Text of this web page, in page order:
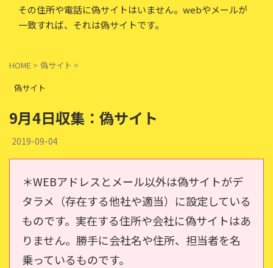
その住所や電話に偽サイトはいません。webやメールが
一致すれば、それは偽サイトです。
HOME > 偽サイト >
偽サイト
9月4日収集：偽サイト
2019-09-04
＊WEBアドレスとメール以外は偽サイトがデ
タラメ（存在する他社や適当）に設定している
ものです。実在する住所や会社に偽サイトはあ
りません。勝手に会社名や住所、担当者を名
乗っているものです。